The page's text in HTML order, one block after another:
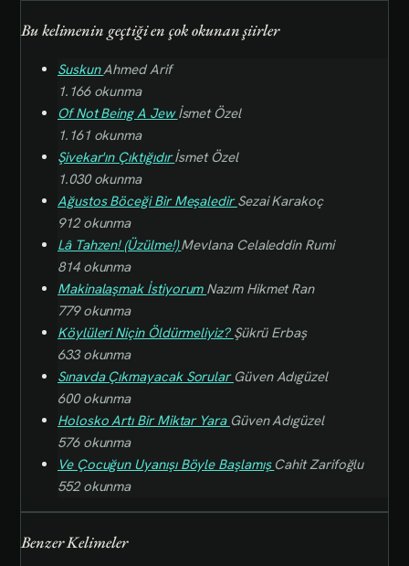
Bu kelimenin geçtiği en çok okunan şiirler
SuskunAhmed Arif
1.166 okunma
Of Not Being A Jewİsmet Özel
1.161 okunma
Şivekar'ın Çıktığıdırİsmet Özel
1.030 okunma
Ağustos Böceği Bir MeşaledirSezai Karakoç
912 okunma
Lâ Tahzen! (Üzülme!)Mevlana Celaleddin Rumi
814 okunma
Makinalaşmak İstiyorum Nazım Hikmet Ran
779 okunma
Köylüleri Niçin Öldürmeliyiz? Şükrü Erbaş
633 okunma
Sınavda Çıkmayacak Sorular Güven Adıgüzel
600 okunma
Holosko Artı Bir Miktar Yara Güven Adıgüzel
576 okunma
Ve Çocuğun Uyanışı Böyle Başlamış Cahit Zarifoğlu
552 okunma
Benzer Kelimeler